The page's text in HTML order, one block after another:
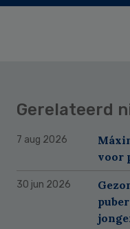
Gerelateerd
7 aug 2026
voor
30 jun 2026